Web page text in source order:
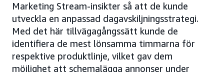
Marketing Stream-insikter så att de kunde
utveckla en anpassad dagavskiljningsstrategi.
Med det här tillvägagångssätt kunde de
identifiera de mest lönsamma timmarna för
respektive produktlinje, vilket gav dem
möjlighet att schemalägga annonser under